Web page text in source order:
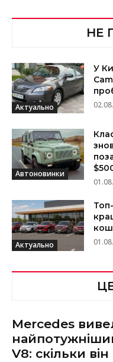
НЕ
Актуально
У
Автоновинки
Актуально
Mercedes
V8: скільки